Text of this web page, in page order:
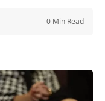
0 Min Read